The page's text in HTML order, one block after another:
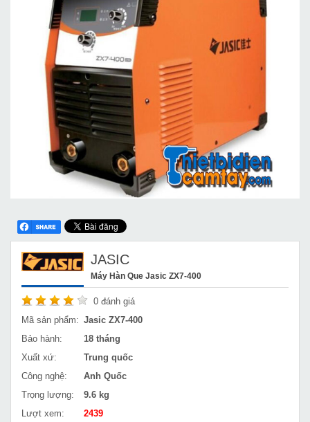
JASIC
Máy Hàn Que Jasic ZX7-400
0 đánh giá
Mã sản phẩm: Jasic ZX7-400
Bảo hành:
18 tháng
Xuất xứ:
Trung quốc
Công nghệ:
Anh Quốc
Trọng lượng:
9.6 kg
Lượt xem:
2439